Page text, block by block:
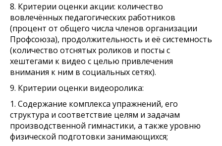
8. Критерии оценки акции: количество
вовлечённых педагогических работников
(процент от общего числа членов организации
Профсоюза), продолжительность и её системность
(количество отснятых роликов и посты с
хештегами к видео с целью привлечения
внимания к ним в социальных сетях).
9. Критерии оценки видеоролика:
1. Содержание комплекса упражнений, его
структура и соответствие целям и задачам
производственной гимнастики, а также уровню
физической подготовки занимающихся;